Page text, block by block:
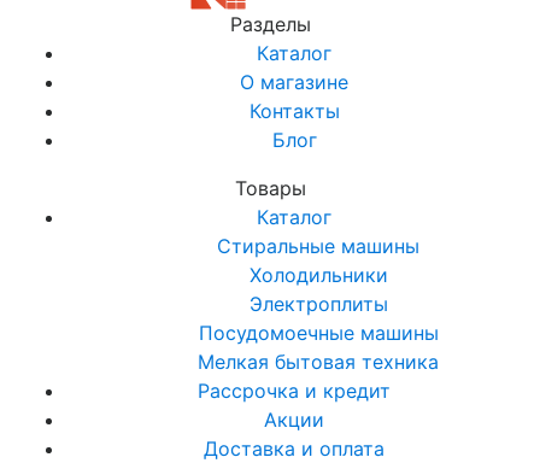
Разделы
Каталог
О магазине
Контакты
Блог
Товары
Каталог
Стиральные машины
Холодильники
Электроплиты
Посудомоечные машины
Мелкая бытовая техника
Рассрочка и кредит
Акции
Доставка и оплата